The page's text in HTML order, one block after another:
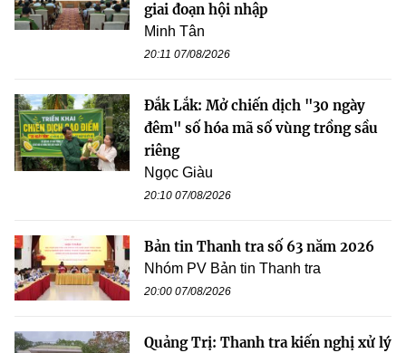
giai đoạn hội nhập
Minh Tân
20:11 07/08/2026
Đắk Lắk: Mở chiến dịch "30 ngày
đêm" số hóa mã số vùng trồng sầu
riêng
Ngọc Giàu
20:10 07/08/2026
Bản tin Thanh tra số 63 năm 2026
Nhóm PV Bản tin Thanh tra
20:00 07/08/2026
Quảng Trị: Thanh tra kiến nghị xử lý